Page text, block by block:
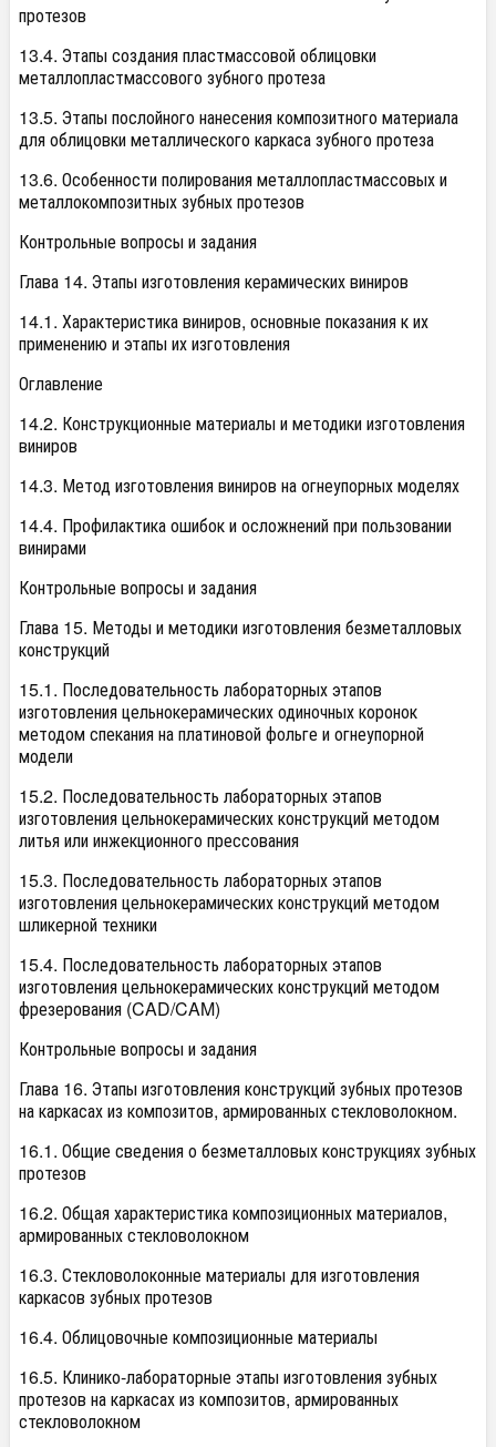
протезов
13.4. Этапы создания пластмассовой облицовки
металлопластмассового зубного протеза
13.5. Этапы послойного нанесения композитного материала
для облицовки металлического каркаса зубного протеза
13.6. Особенности полирования металлопластмассовых и
металлокомпозитных зубных протезов
Контрольные вопросы и задания
Глава 14. Этапы изготовления керамических виниров
14.1. Характеристика виниров, основные показания к их
применению и этапы их изготовления
Оглавление
14.2. Конструкционные материалы и методики изготовления
виниров
14.3. Метод изготовления виниров на огнеупорных моделях
14.4. Профилактика ошибок и осложнений при пользовании
винирами
Контрольные вопросы и задания
Глава 15. Методы и методики изготовления безметалловых
конструкций
15.1. Последовательность лабораторных этапов
изготовления цельнокерамических одиночных коронок
методом спекания на платиновой фольге и огнеупорной
модели
15.2. Последовательность лабораторных этапов
изготовления цельнокерамических конструкций методом
литья или инжекционного прессования
15.3. Последовательность лабораторных этапов
изготовления цельнокерамических конструкций методом
шликерной техники
15.4. Последовательность лабораторных этапов
изготовления цельнокерамических конструкций методом
фрезерования (CAD/CAM)
Контрольные вопросы и задания
Глава 16. Этапы изготовления конструкций зубных протезов
на каркасах из композитов, армированных стекловолокном.
16.1. Общие сведения о безметалловых конструкциях зубных
протезов
16.2. Общая характеристика композиционных материалов,
армированных стекловолокном
16.3. Стекловолоконные материалы для изготовления
каркасов зубных протезов
16.4. Облицовочные композиционные материалы
16.5. Клинико-лабораторные этапы изготовления зубных
протезов на каркасах из композитов, армированных
стекловолокном